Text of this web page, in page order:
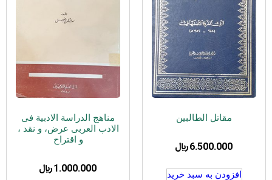
مقاتل الطالبین
6.500.000 ﷼
افزودن به سبد خرید
مناهج الدراسة الادبیة فی
الادب العربی عرض، و نقد ،
و اقتراح
1.000.000 ﷼